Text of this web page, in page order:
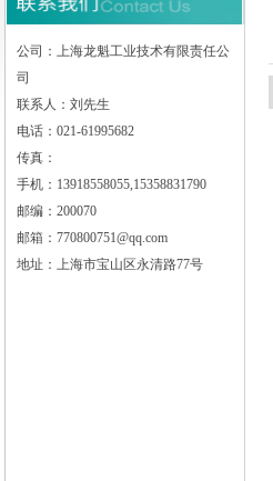
公司：上海龙魁工业技术有限责任公
司
联系人：刘先生
电话：021-61995682
传真：
手机：13918558055,15358831790
邮编：200070
邮箱：770800751@qq.com
地址：上海市宝山区永清路77号